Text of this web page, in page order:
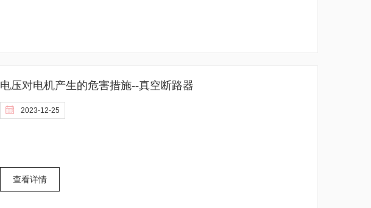
电压对电机产生的危害措施--真空断路器
2023-12-25
查看详情